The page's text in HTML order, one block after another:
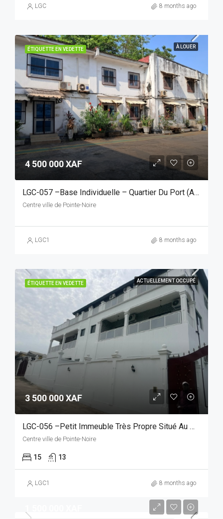
LGC 8 months ago
ÉTIQUETTE EN VEDETTE À LOUER
4 500 000 XAF
LGC-057 –Base Individuelle – Quartier Du Port (Accès Facile)
Centre ville de Pointe-Noire
LGC1 8 months ago
ÉTIQUETTE EN VEDETTE ACTUELLEMENT OCCUPÉ
3 500 000 XAF
LGC-056 –Petit Immeuble Très Propre Situé Au Wharf
Centre ville de Pointe-Noire
15 13
LGC1 8 months ago